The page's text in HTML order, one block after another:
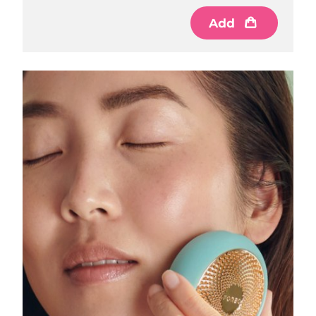
Add
Entrega prevista 8/12/26
Entrega prevista8/15/26
Entrega prevista8/12/26
México Entrega prevista8/16/26
Entrega prevista8/13/26
Países Baixos Entrega prevista 8/12/26
Nova Zelândia Entrega prevista8/12/26
Noruega Entrega prevista8/12/26